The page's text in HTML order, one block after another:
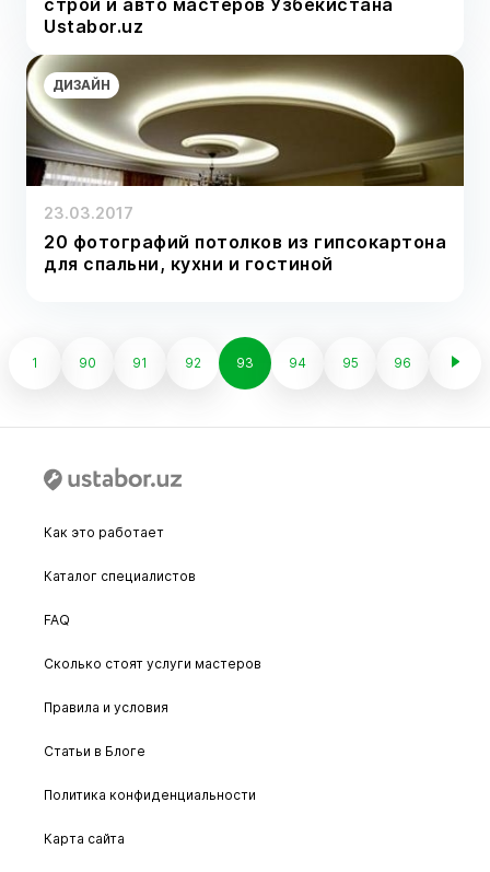
строй и авто мастеров Узбекистана
Ustabor.uz
ДИЗАЙН
23.03.2017
20 фотографий потолков из гипсокартона
для спальни, кухни и гостиной
1 90 91 92 93 94 95 96
Как это работает
Каталог специалистов
FAQ
Сколько стоят услуги мастеров
Правила и условия
Статьи в Блоге
Политика конфиденциальности
Карта сайта